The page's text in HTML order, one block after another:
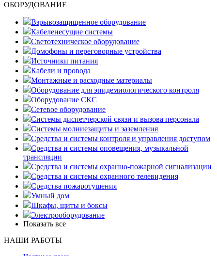
OБОРУДОВАНИЕ
Взрывозащищенное оборудование
Кабеленесущие системы
Светотехническое оборудование
Домофоны и переговорные устройства
Источники питания
Кабели и провода
Монтажные и расходные материалы
Оборудование для эпидемиологического контроля
Оборудование СКС
Сетевое оборудование
Системы диспетчерской связи и вызова персонала
Системы молниезащиты и заземления
Средства и системы контроля и управления доступом
Средства и системы оповещения, музыкальной
трансляции
Средства и системы охранно-пожарной сигнализации
Средства и системы охранного телевидения
Средства пожаротушения
Умный дом
Шкафы, щиты и боксы
Электрооборудование
Показать все
НАШИ РАБОТЫ